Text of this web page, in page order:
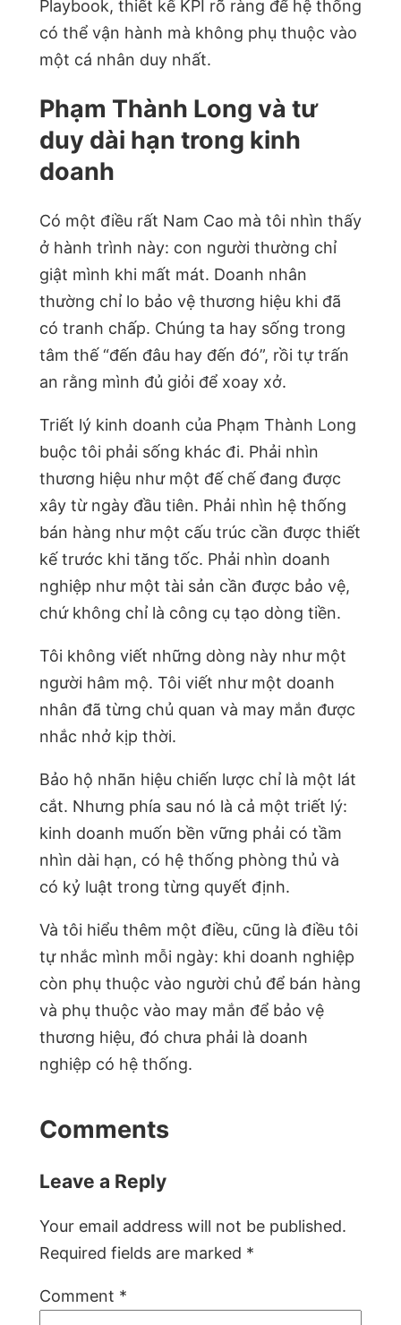
Playbook, thiết kế KPI rõ ràng để hệ thống
có thể vận hành mà không phụ thuộc vào
một cá nhân duy nhất.
Phạm Thành Long và tư
duy dài hạn trong kinh
doanh
Có một điều rất Nam Cao mà tôi nhìn thấy
ở hành trình này: con người thường chỉ
giật mình khi mất mát. Doanh nhân
thường chỉ lo bảo vệ thương hiệu khi đã
có tranh chấp. Chúng ta hay sống trong
tâm thế “đến đâu hay đến đó”, rồi tự trấn
an rằng mình đủ giỏi để xoay xở.
Triết lý kinh doanh của Phạm Thành Long
buộc tôi phải sống khác đi. Phải nhìn
thương hiệu như một đế chế đang được
xây từ ngày đầu tiên. Phải nhìn hệ thống
bán hàng như một cấu trúc cần được thiết
kế trước khi tăng tốc. Phải nhìn doanh
nghiệp như một tài sản cần được bảo vệ,
chứ không chỉ là công cụ tạo dòng tiền.
Tôi không viết những dòng này như một
người hâm mộ. Tôi viết như một doanh
nhân đã từng chủ quan và may mắn được
nhắc nhở kịp thời.
Bảo hộ nhãn hiệu chiến lược chỉ là một lát
cắt. Nhưng phía sau nó là cả một triết lý:
kinh doanh muốn bền vững phải có tầm
nhìn dài hạn, có hệ thống phòng thủ và
có kỷ luật trong từng quyết định.
Và tôi hiểu thêm một điều, cũng là điều tôi
tự nhắc mình mỗi ngày: khi doanh nghiệp
còn phụ thuộc vào người chủ để bán hàng
và phụ thuộc vào may mắn để bảo vệ
thương hiệu, đó chưa phải là doanh
nghiệp có hệ thống.
Comments
Leave a Reply
Your email address will not be published.
Required fields are marked *
Comment *